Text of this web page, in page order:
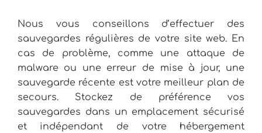
Nous vous conseillons d’effectuer des
sauvegardes régulières de votre site web. En
cas de problème, comme une attaque de
malware ou une erreur de mise à jour, une
sauvegarde récente est votre meilleur plan de
secours. Stockez de préférence vos
sauvegardes dans un emplacement sécurisé
et indépendant de votre hébergement